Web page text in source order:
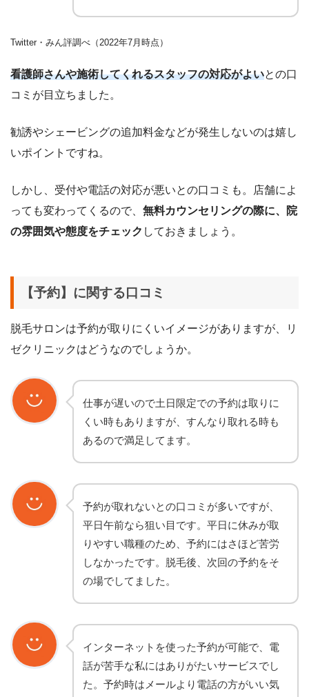
Twitter・みん評調べ（2022年7月時点）
看護師さんや施術してくれるスタッフの対応がよいとの口
コミが目立ちました。
勧誘やシェービングの追加料金などが発生しないのは嬉し
いポイントですね。
しかし、受付や電話の対応が悪いとの口コミも。店舗によ
っても変わってくるので、 無料カウンセリングの際に、院
の雰囲気や態度をチェック しておきましょう。
【予約】に関する口コミ
脱毛サロンは予約が取りにくいイメージがありますが、リ
ゼクリニックはどうなのでしょうか。
仕事が遅いので土日限定での予約は取りに
くい時もありますが、すんなり取れる時も
あるので満足してます。
予約が取れないとの口コミが多いですが、
平日午前なら狙い目です。平日に休みが取
りやすい職種のため、予約にはさほど苦労
しなかったです。脱毛後、次回の予約をそ
の場でしてました。
インターネットを使った予約が可能で、電
話が苦手な私にはありがたいサービスでし
た。予約時はメールより電話の方がいい気